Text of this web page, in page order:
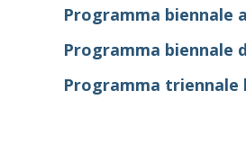
Programma biennale
Programma biennale
Programma triennale